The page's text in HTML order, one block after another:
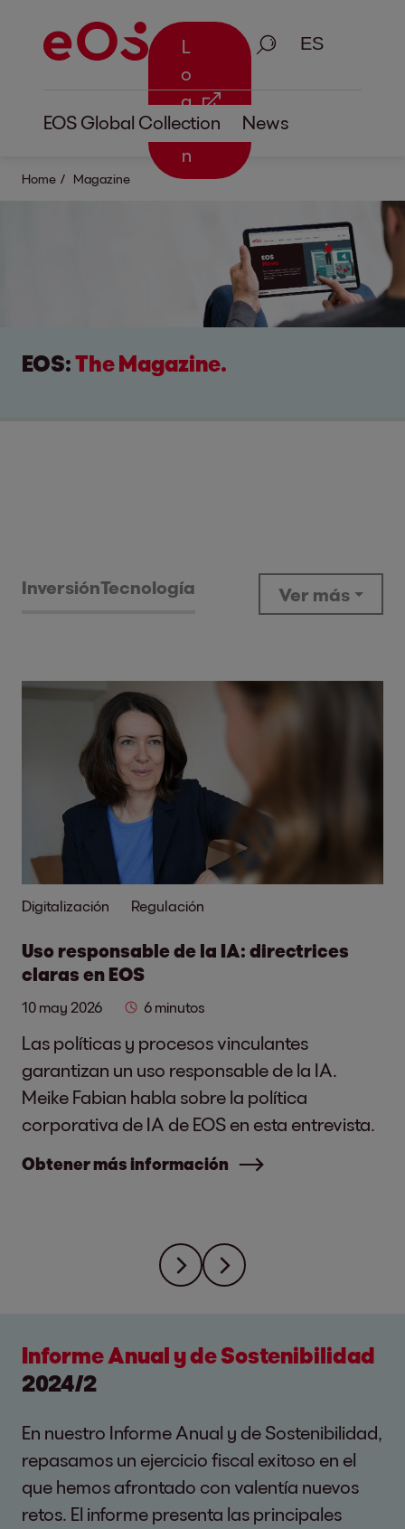
L
o
g
i
n
Busque en
EOS Global Collection News
Home Magazine
EOS:The Magazine.
InversiónTecnología Ver más
Digitalización Regulación
Uso responsable de la IA: directrices
claras en EOS
10 may 2026 6 minutos
Las políticas y procesos vinculantes
garantizan un uso responsable de la IA.
Meike Fabian habla sobre la política
corporativa de IA de EOS en esta entrevista.
Obtener más información
Informe Anual y de Sostenibilidad
2024/2
En nuestro Informe Anual y de Sostenibilidad,
repasamos un ejercicio fiscal exitoso en el
que hemos afrontado con valentía nuevos
retos. El informe presenta las principales